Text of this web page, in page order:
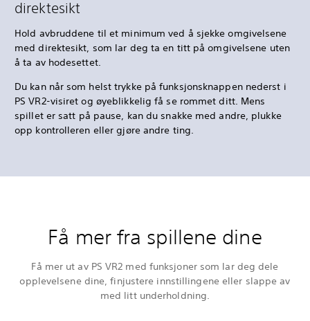
direktesikt
Hold avbruddene til et minimum ved å sjekke omgivelsene
med direktesikt, som lar deg ta en titt på omgivelsene uten
å ta av hodesettet.
Du kan når som helst trykke på funksjonsknappen nederst i
PS VR2-visiret og øyeblikkelig få se rommet ditt. Mens
spillet er satt på pause, kan du snakke med andre, plukke
opp kontrolleren eller gjøre andre ting.
Få mer fra spillene dine
Få mer ut av PS VR2 med funksjoner som lar deg dele
opplevelsene dine, finjustere innstillingene eller slappe av
med litt underholdning.